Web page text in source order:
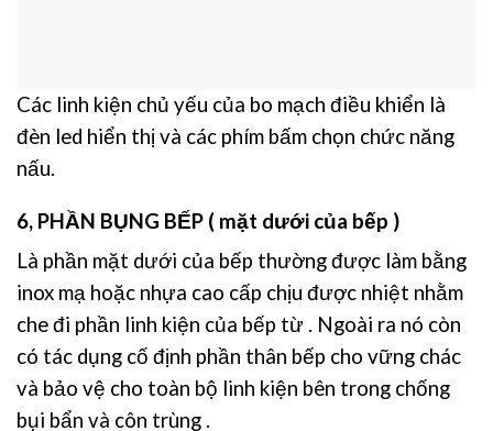
Các linh kiện chủ yếu của bo mạch điều khiển là
đèn led hiển thị và các phím bấm chọn chức năng
nấu.
6, PHẦN BỤNG BẾP ( mặt dưới của bếp )
Là phần mặt dưới của bếp thường được làm bằng
inox mạ hoặc nhựa cao cấp chịu được nhiệt nhằm
che đi phần linh kiện của bếp từ . Ngoài ra nó còn
có tác dụng cố định phần thân bếp cho vững chác
và bảo vệ cho toàn bộ linh kiện bên trong chống
bụi bẩn và côn trùng .